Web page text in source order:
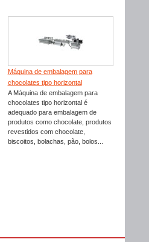
Máquina de embalagem para
chocolates tipo horizontal
A Máquina de embalagem para
chocolates tipo horizontal é
adequado para embalagem de
produtos como chocolate, produtos
revestidos com chocolate,
biscoitos, bolachas, pão, bolos...